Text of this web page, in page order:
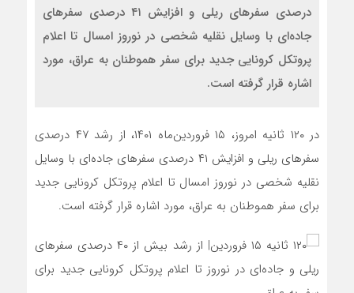
درصدی سفرهای ریلی و افزایش ۴۱ درصدی سفرهای
جاده‌ای با وسایل نقلیه شخصی در نوروز امسال تا اعلام
پروتکل کرونایی جدید برای سفر هموطنان به عراق، مورد
اشاره قرار گرفته است.
در ۱۲۰ ثانیه امروز، ۱۵ فروردین‌ماه ۱۴۰۱، از رشد ۴۷ درصدی
سفرهای ریلی و افزایش ۴۱ درصدی سفرهای جاده‌ای با وسایل
نقلیه شخصی در نوروز امسال تا اعلام پروتکل کرونایی جدید
برای سفر هموطنان به عراق، مورد اشاره قرار گرفته است.